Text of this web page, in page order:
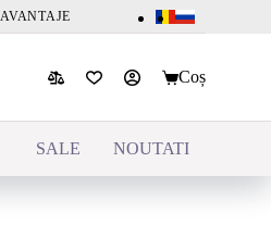
AVANTAJE
Coș
SALE NOUTATI